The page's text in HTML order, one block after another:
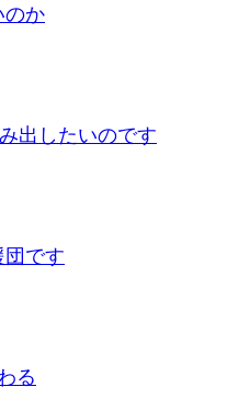
のか
出したいのです
です
る